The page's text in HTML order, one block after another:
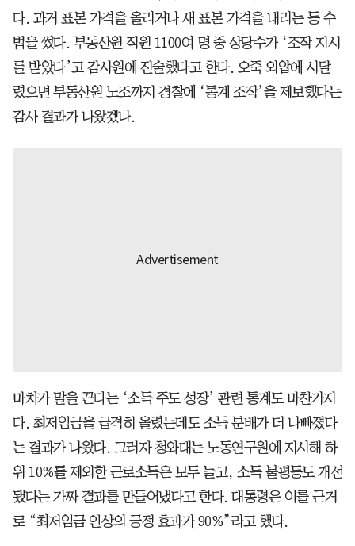
다. 과거 표본 가격을 올리거나 새 표본 가격을 내리는 등 수
법을 썼다. 부동산원 직원 1100여 명 중 상당수가 ‘조작 지시
를 받았다’고 감사원에 진술했다고 한다. 오죽 외압에 시달
렸으면 부동산원 노조까지 경찰에 ‘통계 조작’을 제보했다는
감사 결과가 나왔겠나.
마차가 말을 끈다는 ‘소득 주도 성장’ 관련 통계도 마찬가지
다. 최저임금을 급격히 올렸는데도 소득 분배가 더 나빠졌다
는 결과가 나왔다. 그러자 청와대는 노동연구원에 지시해 하
위 10%를 제외한 근로소득은 모두 늘고, 소득 불평등도 개선
됐다는 가짜 결과를 만들어냈다고 한다. 대통령은 이를 근거
로 “최저임금 인상의 긍정 효과가 90%”라고 했다.